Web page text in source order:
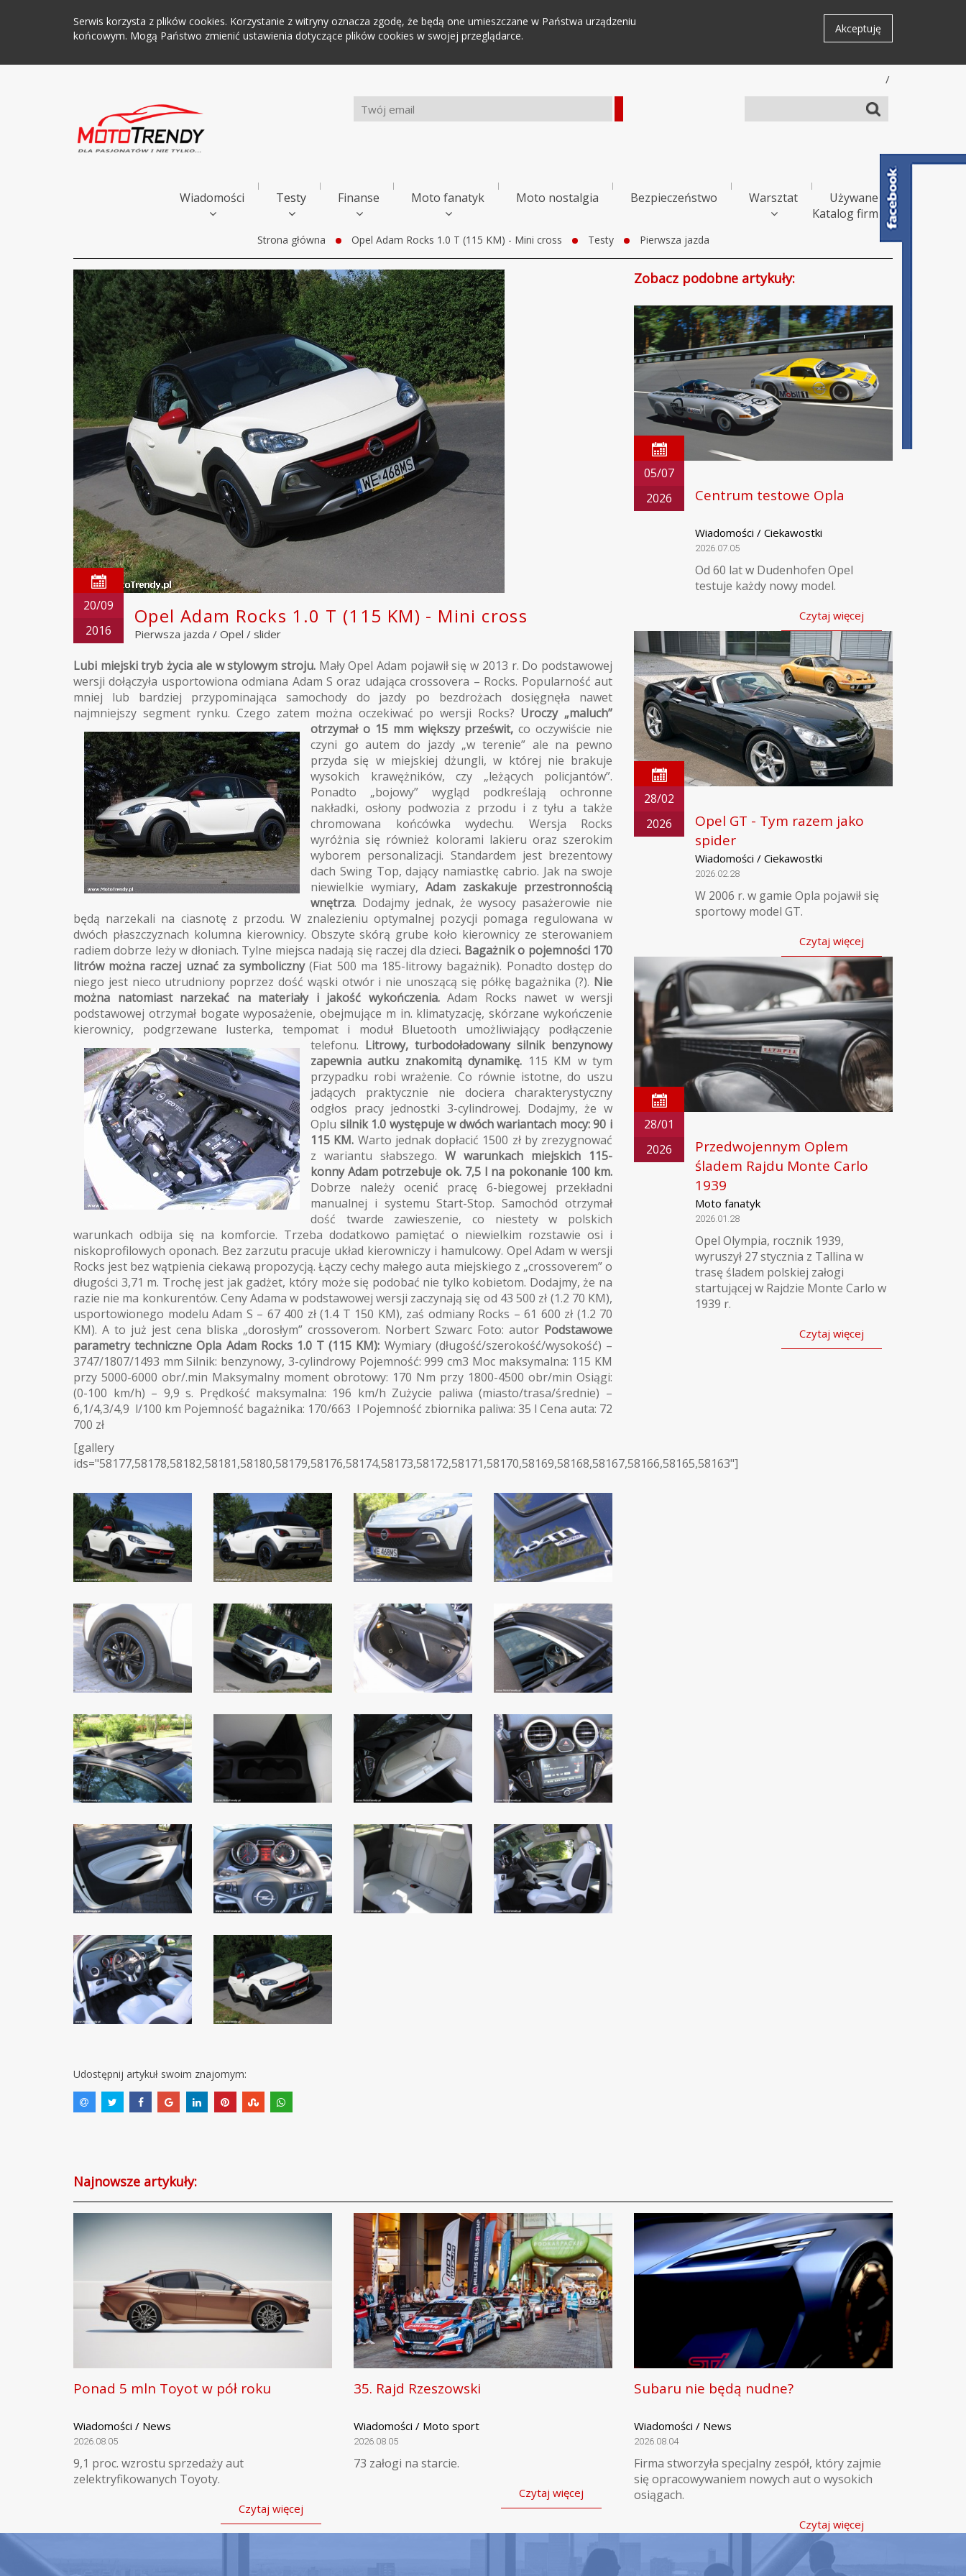
Serwis korzysta z plików cookies. Korzystanie z witryny oznacza zgodę, że będą one umieszczane w Państwa urządzeniu
końcowym. Mogą Państwo zmienić ustawienia dotyczące plików cookies w swojej przeglądarce.
Akceptuję
/
Wiadomości Testy Finanse Moto fanatyk Moto nostalgia Bezpieczeństwo Warsztat
Używane
Katalog firm
Strona główna Opel Adam Rocks 1.0 T (115 KM) - Mini cross Testy Pierwsza jazda
20/09
2016
Opel Adam Rocks 1.0 T (115 KM) - Mini cross
Pierwsza jazda / Opel / slider
Lubi miejski tryb życia ale w stylowym stroju.Mały Opel Adam pojawił się w 2013 r. Do podstawowej
wersji dołączyła usportowiona odmiana Adam S oraz udająca crossovera – Rocks. Popularność aut
mniej lub bardziej przypominająca samochody do jazdy po bezdrożach dosięgnęła nawet
najmniejszy segment rynku. Czego zatem można oczekiwać po wersji Rocks? Uroczy „maluch”
otrzymał o 15 mm większy prześwit, co oczywiście nie
czyni go autem do jazdy „w terenie” ale na pewno
przyda się w miejskiej dżungli, w której nie brakuje
wysokich krawężników, czy „leżących policjantów”.
Ponadto „bojowy” wygląd podkreślają ochronne
nakładki, osłony podwozia z przodu i z tyłu a także
chromowana końcówka wydechu. Wersja Rocks
wyróżnia się również kolorami lakieru oraz szerokim
wyborem personalizacji. Standardem jest brezentowy
dach Swing Top, dający namiastkę cabrio. Jak na swoje
niewielkie wymiary, Adam zaskakuje przestronnością
wnętrza. Dodajmy jednak, że wysocy pasażerowie nie
będą narzekali na ciasnotę z przodu. W znalezieniu optymalnej pozycji pomaga regulowana w
dwóch płaszczyznach kolumna kierownicy. Obszyte skórą grube koło kierownicy ze sterowaniem
radiem dobrze leży w dłoniach. Tylne miejsca nadają się raczej dla dzieci. Bagażnik o pojemności 170
litrów można raczej uznać za symboliczny(Fiat 500 ma 185-litrowy bagażnik). Ponadto dostęp do
niego jest nieco utrudniony poprzez dość wąski otwór i nie unoszącą się półkę bagażnika (?). Nie
można natomiast narzekać na materiały i jakość wykończenia.Adam Rocks nawet w wersji
podstawowej otrzymał bogate wyposażenie, obejmujące m in. klimatyzację, skórzane wykończenie
kierownicy, podgrzewane lusterka, tempomat i moduł Bluetooth umożliwiający podłączenie
telefonu. Litrowy, turbodoładowany silnik benzynowy
zapewnia autku znakomitą dynamikę. 115 KM w tym
przypadku robi wrażenie. Co równie istotne, do uszu
jadących praktycznie nie dociera charakterystyczny
odgłos pracy jednostki 3-cylindrowej. Dodajmy, że w
Oplu silnik 1.0 występuje w dwóch wariantach mocy: 90 i
115 KM. Warto jednak dopłacić 1500 zł by zrezygnować
z wariantu słabszego. W warunkach miejskich 115-
konny Adam potrzebuje ok. 7,5 l na pokonanie 100 km.
Dobrze należy ocenić pracę 6-biegowej przekładni
manualnej i systemu Start-Stop. Samochód otrzymał
dość twarde zawieszenie, co niestety w polskich
warunkach odbija się na komforcie. Trzeba dodatkowo pamiętać o niewielkim rozstawie osi i
niskoprofilowych oponach. Bez zarzutu pracuje układ kierowniczy i hamulcowy. Opel Adam w wersji
Rocks jest bez wątpienia ciekawą propozycją. Łączy cechy małego auta miejskiego z „crossoverem” o
długości 3,71 m. Trochę jest jak gadżet, który może się podobać nie tylko kobietom. Dodajmy, że na
razie nie ma konkurentów. Ceny Adama w podstawowej wersji zaczynają się od 43 500 zł (1.2 70 KM),
usportowionego modelu Adam S – 67 400 zł (1.4 T 150 KM), zaś odmiany Rocks – 61 600 zł (1.2 70
KM). A to już jest cena bliska „dorosłym” crossoverom. Norbert Szwarc Foto: autor Podstawowe
parametry techniczne Opla Adam Rocks 1.0 T (115 KM): Wymiary (długość/szerokość/wysokość) –
3747/1807/1493 mm Silnik: benzynowy, 3-cylindrowy Pojemność: 999 cm3 Moc maksymalna: 115 KM
przy 5000-6000 obr/.min Maksymalny moment obrotowy: 170 Nm przy 1800-4500 obr/min Osiągi:
(0-100 km/h) – 9,9 s. Prędkość maksymalna: 196 km/h Zużycie paliwa (miasto/trasa/średnie) –
6,1/4,3/4,9 l/100 km Pojemność bagażnika: 170/663 l Pojemność zbiornika paliwa: 35 l Cena auta: 72
700 zł
[gallery
ids="58177,58178,58182,58181,58180,58179,58176,58174,58173,58172,58171,58170,58169,58168,58167,58166,58165,58163"]
Udostępnij artykuł swoim znajomym:
Zobacz podobne artykuły:
05/07
2026
Centrum testowe Opla
Wiadomości / Ciekawostki
2026.07.05
Od 60 lat w Dudenhofen Opel
testuje każdy nowy model.
Czytaj więcej
28/02
2026
Opel GT - Tym razem jako
spider
Wiadomości / Ciekawostki
2026.02.28
W 2006 r. w gamie Opla pojawił się
sportowy model GT.
Czytaj więcej
28/01
2026
Przedwojennym Oplem
śladem Rajdu Monte Carlo
1939
Moto fanatyk
2026.01.28
Opel Olympia, rocznik 1939,
wyruszył 27 stycznia z Tallina w
trasę śladem polskiej załogi
startującej w Rajdzie Monte Carlo w
1939 r.
Czytaj więcej
Najnowsze artykuły:
Ponad 5 mln Toyot w pół roku
Wiadomości / News
2026.08.05
9,1 proc. wzrostu sprzedaży aut
zelektryfikowanych Toyoty.
Czytaj więcej
35. Rajd Rzeszowski
Wiadomości / Moto sport
2026.08.05
73 załogi na starcie.
Czytaj więcej
Subaru nie będą nudne?
Wiadomości / News
2026.08.04
Firma stworzyła specjalny zespół, który zajmie
się opracowywaniem nowych aut o wysokich
osiągach.
Czytaj więcej